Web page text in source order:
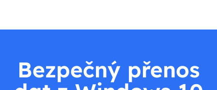
Bezpečný přenos